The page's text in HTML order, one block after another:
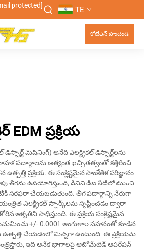
protected] TE
కోటేషన్ పొందండి
EDM ప్రక్రియ
డిస్చార్జ్ మెషినింగ్) అనేది ఎలక్ట్రికల్ డిస్చార్జ్‌లను
పదార్థాలను అత్యంత ఖచ్చితత్వంతో కత్తిరించి
ప్రక్రియ. ఈ సంక్లిష్టమైన సాంకేతిక పరిజ్ఞానం
తీగను ఉపయోగిస్తుంది, దీనిని డీఐ నీటిలో ముంచి
సరఫరా చేయబడుతుంది. తీగ పదార్థాన్ని నేరుగా
ఎలక్ట్రికల్ స్పార్క్‌లను సృష్టించడం ద్వారా
ఆకృతిని సాధిస్తుంది. ఈ ప్రక్రియ సంక్లిష్టమైన
+/- 0.0001 అంగుళాల సహనంతో కూడిన
ఉత్పత్తి చేయడంలో మిన్నగా ఉంటుంది. ఈ ప్రక్రియను
ఇది అనేక భాగాలపై ఆటోమేటెడ్ ఆపరేషన్